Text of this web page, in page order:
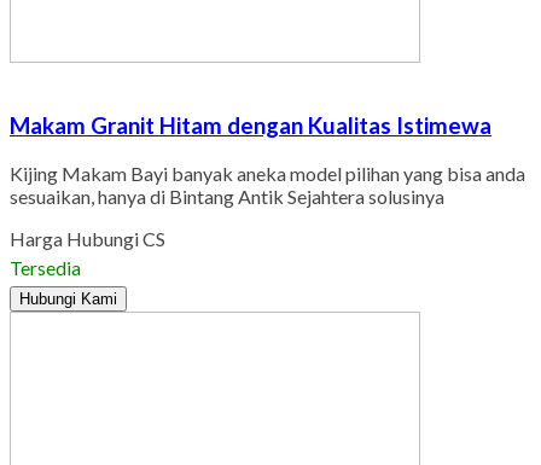
Makam Granit Hitam dengan Kualitas Istimewa
Kijing Makam Bayi banyak aneka model pilihan yang bisa anda
sesuaikan, hanya di Bintang Antik Sejahtera solusinya
Harga Hubungi CS
Tersedia
Hubungi Kami